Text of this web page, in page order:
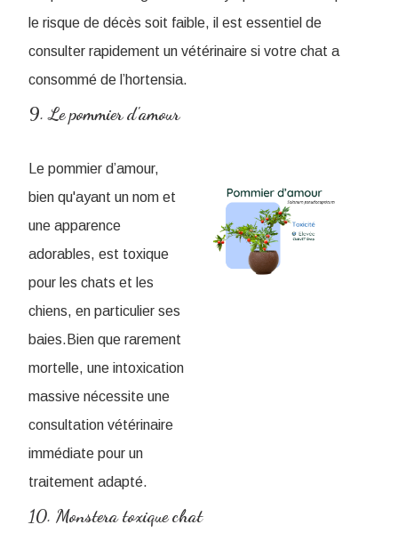
le risque de décès soit faible, il est essentiel de
consulter rapidement un vétérinaire si votre chat a
consommé de l’hortensia.
9. Le pommier d'amour
Le pommier d’amour,
bien qu'ayant un nom et
une apparence
adorables, est toxique
pour les chats et les
chiens, en particulier ses
baies.Bien que rarement
mortelle, une intoxication
massive nécessite une
consultation vétérinaire
immédiate pour un
traitement adapté.
10. Monstera toxique chat